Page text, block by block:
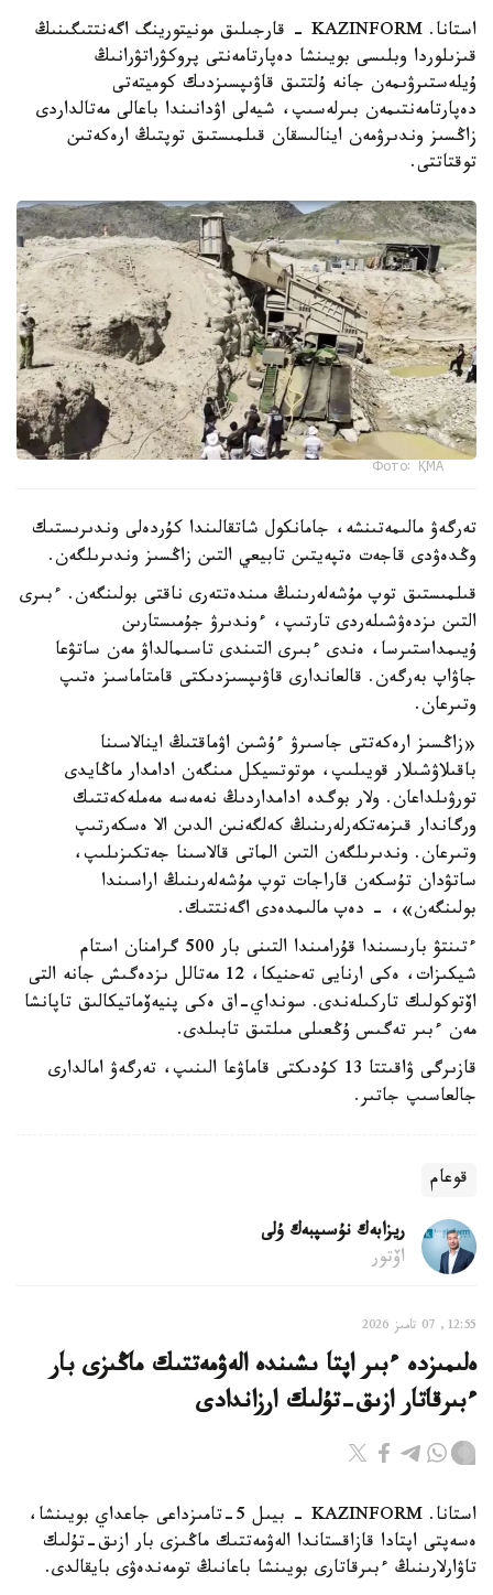
استانا. KAZINFORM - قارجىلىق مونيتورينگ اگەنتتىگىنىڭ
قىزىلوردا وبلىسى بويىنشا دەپارتامەنتى پروكۋراتۋرانىڭ
ۇيلەستىرۋىمەن جانە ۇلتتىق قاۋىپسىزدىك كوميتەتى
دەپارتامەنتىمەن بىرلەسىپ، شيەلى اۋدانىندا باعالى مەتالداردى
زاڭسىز وندىرۋمەن اينالىسقان قىلمىستىق توپتىڭ ارەكەتىن
توقتاتتى.
Фото: ҚМА
تەرگەۋ مالىمەتىنشە، جامانكول شاتقالىندا كۇردەلى وندىرىستىك
وڭدەۋدى قاجەت ەتپەيتىن تابيعي التىن زاڭسىز وندىرىلگەن.
قىلمىستىق توپ مۇشەلەرىنىڭ مىندەتتەرى ناقتى بولىنگەن. ءبىرى
التىن ىزدەۋشىلەردى تارتىپ، ءوندىرۋ جۇمىستارىن
ۇيىمداستىرسا، ەندى ءبىرى التىندى تاسىمالداۋ مەن ساتۋعا
جاۋاپ بەرگەن. قالعاندارى قاۋىپسىزدىكتى قامتاماسىز ەتىپ
وتىرعان.
«زاڭسىز ارەكەتتى جاسىرۋ ءۇشىن اۋماقتىڭ اينالاسىنا
باقىلاۋشىلار قويىلىپ، موتوتسيكل مىنگەن ادامدار ماڭايدى
تورۋىلداعان. ولار بوگدە ادامداردىڭ نەمەسە مەملەكەتتىك
ورگاندار قىزمەتكەرلەرىنىڭ كەلگەنىن الدىن الا ەسكەرتىپ
وتىرعان. وندىرىلگەن التىن الماتى قالاسىنا جەتكىزىلىپ،
ساتۋدان تۇسكەن قاراجات توپ مۇشەلەرىنىڭ اراسىندا
بولىنگەن»، - دەپ مالىمدەدى اگەنتتىك.
ءتىنتۋ بارىسىندا قۇرامىندا التىنى بار 500 گرامنان استام
شيكىزات، ەكى ارنايى تەحنيكا، 12 مەتالل ىزدەگىش جانە التى
اۆتوكولىك تاركىلەندى. سونداي-اق ەكى پنيەۆماتيكالىق تاپانشا
مەن ءبىر تەگىس ۇڭعىلى مىلتىق تابىلدى.
قازىرگى ۋاقىتتا 13 كۇدىكتى قاماۋعا الىنىپ، تەرگەۋ امالدارى
جالعاسىپ جاتىر.
قوعام
ريزابەك نۇسىپبەك ۇلى
اۆتور
12:55, 07 تامىز 2026
ەلىمىزدە ءبىر اپتا ىشىندە الەۋمەتتىك ماڭىزى بار
ءبىرقاتار ازىق-تۇلىك ارزاندادى
استانا. KAZINFORM - بيىل 5-تامىزداعى جاعداي بويىنشا،
ەسەپتى اپتادا قازاقستاندا الەۋمەتتىك ماڭىزى بار ازىق-تۇلىك
تاۋارلارىنىڭ ءبىرقاتارى بويىنشا باعانىڭ تومەندەۋى بايقالدى.